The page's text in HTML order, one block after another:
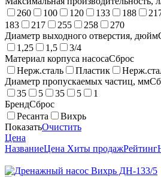
260
100 120 133 188
183
217 255 258
270
Диаметр выходного отверстия, дюйм
1,25
1,5
3/4
Материал корпуса насосаСброс
Нерж.сталь
Пластик
Диаметр пропускаемых частиц, мм
35
5 35 5
1
БрендСброс
Ресанта
Вихрь
ПоказатьОчистить
Цена
НазваниеЦена Хиты продажРейтинг